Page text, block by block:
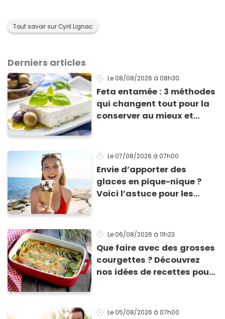
Tout savoir sur Cyril Lignac
Derniers articles
Le 08/08/2026 à 08h30
Feta entamée : 3 méthodes
qui changent tout pour la
conserver au mieux et
Le 07/08/2026 à 07h00
Envie d’apporter des
glaces en pique-nique ?
Voici l’astuce pour les
ne fondent !
Le 06/08/2026 à 11h23
Que faire avec des grosses
courgettes ? Découvrez
nos idées de recettes pour
Le 05/08/2026 à 07h00